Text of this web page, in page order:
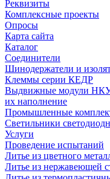
Реквизиты
Комплексные проекты
Опросы
Карта сайта
Каталог
Соединители
Шинодержатели и
Клеммы серии КЕДР
Выдвижные модули НКУ
их наполнение
Промышленные
Светильники
Услуги
Проведение испытаний
Литье из цветного
Литье из нержавеющей